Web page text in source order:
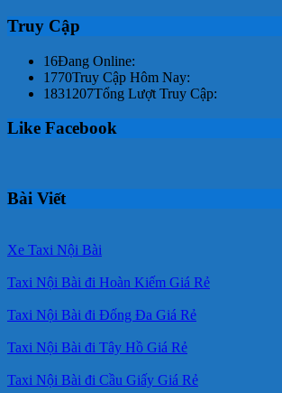
Truy Cập
16Đang Online:
1770Truy Cập Hôm Nay:
1831207Tổng Lượt Truy Cập:
Like Facebook
Bài Viết
Xe Taxi Nội Bài
Taxi Nội Bài đi Hoàn Kiếm Giá Rẻ
Taxi Nội Bài đi Đống Đa Giá Rẻ
Taxi Nội Bài đi Tây Hồ Giá Rẻ
Taxi Nội Bài đi Cầu Giấy Giá Rẻ